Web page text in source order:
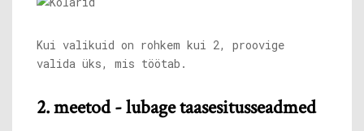
Kui valikuid on rohkem kui 2, proovige
valida üks, mis töötab.
2. meetod - lubage taasesitusseadmed